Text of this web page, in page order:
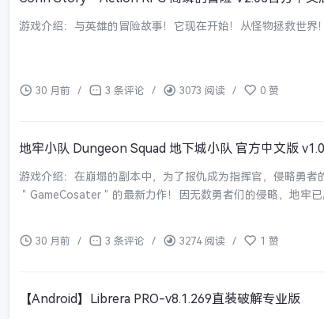
游戏介绍：与英雄的冒险故事！它现在开始！从怪物拯救世界
30 月前 / 3 条评论 / 3073 阅读 / 0 赞
地牢小队 Dungeon Squad 地下城小队 官方中文版
游戏介绍：在崩塌的副本中，为了报仇成为指挥官，侵略勇
＂GameCosater＂的最新力作！因无数勇者们的侵略，地牢
30 月前 / 3 条评论 / 3274 阅读 / 1 赞
【Android】Librera PRO-v8.1.269直装破解专业版